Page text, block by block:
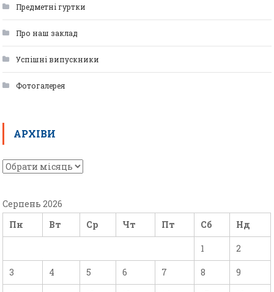
Предметні гуртки
Про наш заклад
Успішні випускники
Фотогалерея
АРХІВИ
Серпень 2026
Пн
Вт Ср Чт Пт Сб Нд
1 2
3 4 5 6 7 8 9